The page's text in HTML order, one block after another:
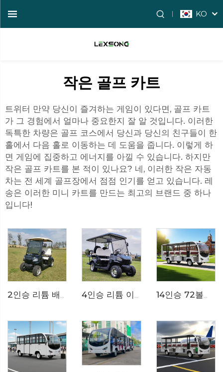
KO
작은 골프 카트
트위터 만약 당신이 즐겨하는 게임이 있다면, 골프 카트
가 그 경험에서 얼마나 중요한지 잘 알 것입니다. 이러한
독특한 차량은 골프 코스에서 당신과 당신의 친구들이 한
홀에서 다음 홀로 이동하는 데 도움을 줍니다. 이렇게 하
면 게임에 집중하고 에너지를 아낄 수 있습니다. 하지만
작은 골프 카트를 본 적이 있나요? 네, 이러한 작은 자동
차는 전 세계 골프장에서 점점 인기를 얻고 있습니다. 레
송은 이러한 미니 카트를 만드는 최고의 브랜드 중 하나
입니다!